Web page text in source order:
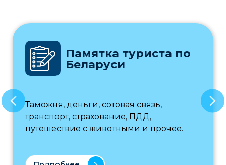
Памятка туриста по
Беларуси
Таможня, деньги, сотовая связь,
транспорт, страхование, ПДД,
путешествие с животными и прочее.